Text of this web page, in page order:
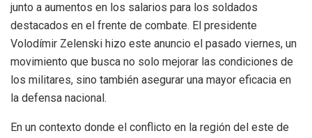
junto a aumentos en los salarios para los soldados
destacados en el frente de combate. El presidente
Volodímir Zelenski hizo este anuncio el pasado viernes, un
movimiento que busca no solo mejorar las condiciones de
los militares, sino también asegurar una mayor eficacia en
la defensa nacional.
En un contexto donde el conflicto en la región del este de